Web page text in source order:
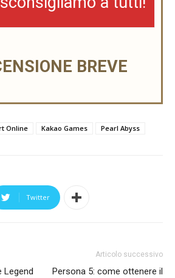
BREVE
Online Kakao Games Pearl Abyss
Twitter
Legend
Articolo successivo
Persona 5: come ottenere il